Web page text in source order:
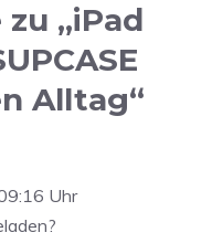
„iPad
Alltag“
Uhr